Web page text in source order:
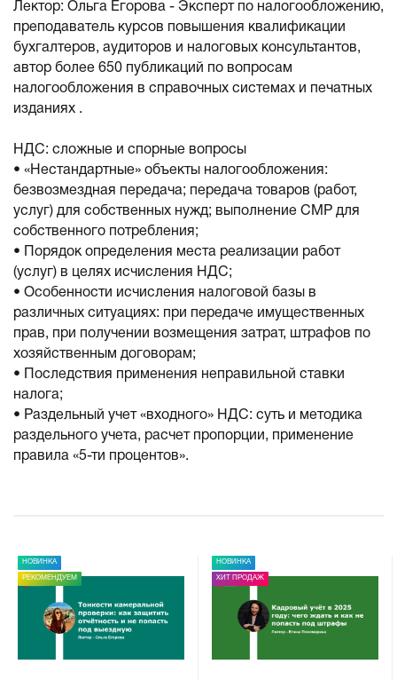
Лектор: Ольга Егорова - Эксперт по налогообложению,
преподаватель курсов повышения квалификации
бухгалтеров, аудиторов и налоговых консультантов,
автор более 650 публикаций по вопросам
налогообложения в справочных системах и печатных
изданиях .
НДС: сложные и спорные вопросы
• «Нестандартные» объекты налогообложения:
безвозмездная передача; передача товаров (работ,
услуг) для собственных нужд; выполнение СМР для
собственного потребления;
• Порядок определения места реализации работ
(услуг) в целях исчисления НДС;
• Особенности исчисления налоговой базы в
различных ситуациях: при передаче имущественных
прав, при получении возмещения затрат, штрафов по
хозяйственным договорам;
• Последствия применения неправильной ставки
налога;
• Раздельный учет «входного» НДС: суть и методика
раздельного учета, расчет пропорции, применение
правила «5-ти процентов».
НОВИНКА
РЕКОМЕНДУЕМ
НОВИНКА
ХИТ ПРОДАЖ